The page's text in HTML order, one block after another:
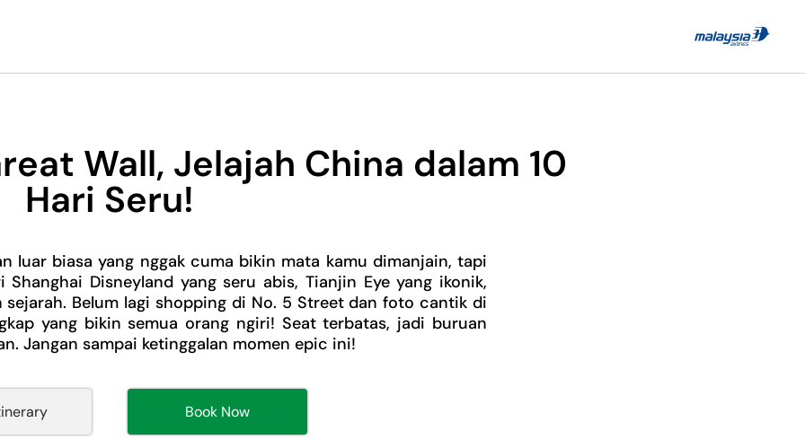
Wall, Jelajah China dalam 10
Hari Seru!
luar biasa yang nggak cuma bikin mata kamu dimanjain, tapi
Disneyland yang seru abis, Tianjin Eye yang ikonik,
Belum lagi shopping di No. 5 Street dan foto cantik di
yang bikin semua orang ngiri! Seat terbatas, jadi buruan
Jangan sampai ketinggalan momen epic ini!
Book Now